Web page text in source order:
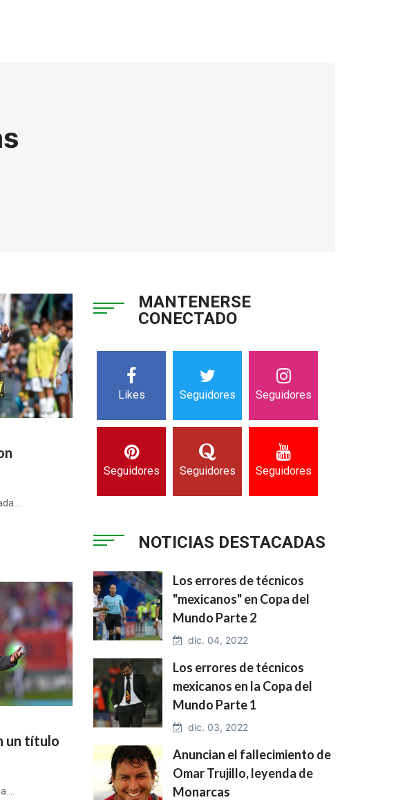
un título
MANTENERSE
CONECTADO
Likes Seguidores Seguidores
Seguidores Seguidores Seguidores
NOTICIAS DESTACADAS
Los errores de técnicos
"mexicanos" en Copa del
Mundo Parte 2
dic. 04, 2022
Los errores de técnicos
mexicanos en la Copa del
Mundo Parte 1
dic. 03, 2022
Anuncian el fallecimiento de
Omar Trujillo, leyenda de
Monarcas